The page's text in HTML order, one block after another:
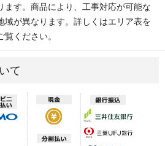
ます。商品により、工事対応が可能な
域が異なります。詳しくはエリア表を
覧ください。
て